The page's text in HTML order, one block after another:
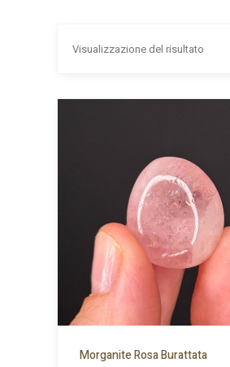
Visualizzazione del risultato
Morganite Rosa Burattata